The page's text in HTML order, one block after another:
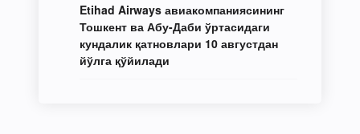
Etihad Airways авиакомпаниясининг
Тошкент ва Абу-Даби ўртасидаги
кундалик қатновлари 10 августдан
йўлга қўйилади